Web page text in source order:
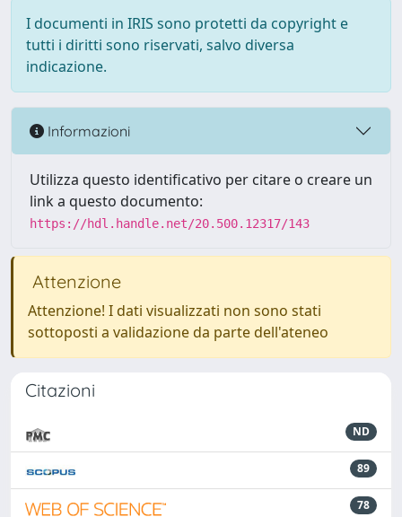
I documenti in IRIS sono protetti da copyright e
tutti i diritti sono riservati, salvo diversa
indicazione.
Informazioni
Utilizza questo identificativo per citare o creare un
link a questo documento:
https://hdl.handle.net/20.500.12317/143
Attenzione
Attenzione! I dati visualizzati non sono stati
sottoposti a validazione da parte dell'ateneo
Citazioni
ND
89
78